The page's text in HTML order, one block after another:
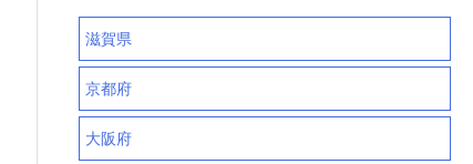
滋賀県
京都府
大阪府